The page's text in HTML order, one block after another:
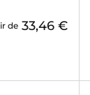
de 33,46 €